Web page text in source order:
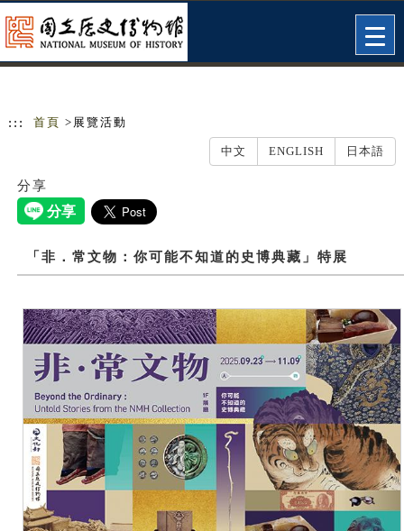
::: 首頁 >展覽活動
中文 ENGLISH 日本語
分享
「非．常文物：你可能不知道的史博典藏」特展